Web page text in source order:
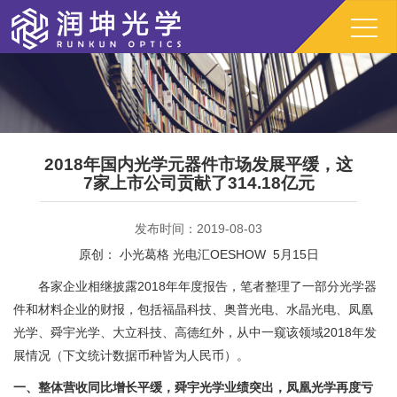
2018年国内光学元器件市场发展平缓，这
7家上市公司贡献了314.18亿元
发布时间：2019-08-03
原创： 小光葛格 光电汇OESHOW 5月15日
各家企业相继披露2018年年度报告，笔者整理了一部分光学器
件和材料企业的财报，包括福晶科技、奥普光电、水晶光电、凤凰
光学、舜宇光学、大立科技、高德红外，从中一窥该领域2018年发
展情况（下文统计数据币种皆为人民币）。
一、整体营收同比增长平缓，舜宇光学业绩突出，凤凰光学再度亏